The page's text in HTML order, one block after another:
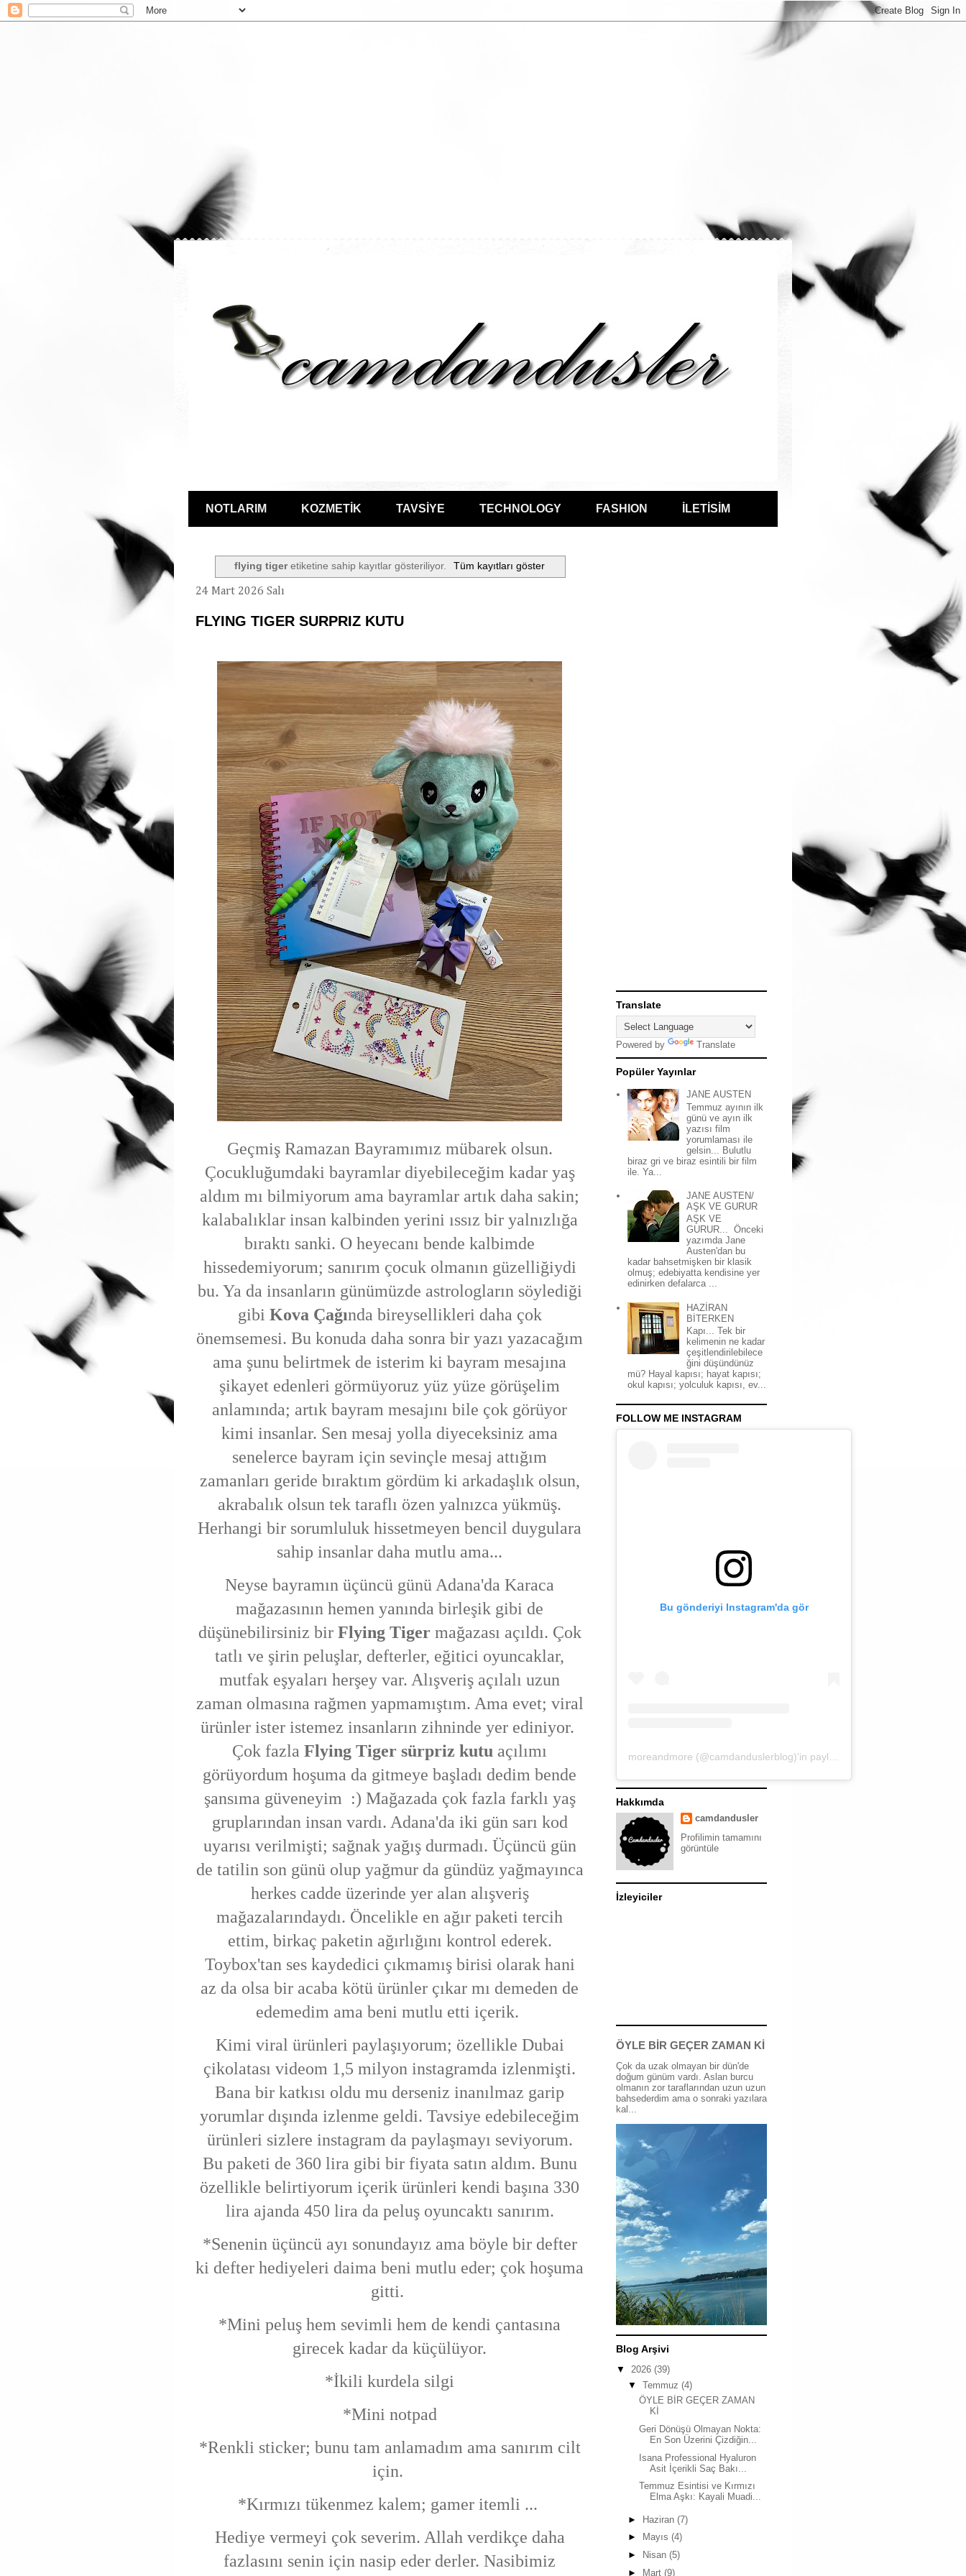
NOTLARIM KOZMETİK TAVSİYE TECHNOLOGY FASHION İLETİSİM
flying tigeretiketine sahip kayıtlar gösteriliyor. Tüm kayıtları göster
24 Mart 2026 Salı
FLYING TIGER SURPRIZ KUTU
Geçmiş Ramazan Bayramımız mübarek olsun.
Çocukluğumdaki bayramlar diyebileceğim kadar yaş
aldım mı bilmiyorum ama bayramlar artık daha sakin;
kalabalıklar insan kalbinden yerini ıssız bir yalnızlığa
bıraktı sanki. O heyecanı bende kalbimde
hissedemiyorum; sanırım çocuk olmanın güzelliğiydi
bu. Ya da insanların günümüzde astrologların söylediği
gibi Kova Çağında bireysellikleri daha çok
önemsemesi. Bu konuda daha sonra bir yazı yazacağım
ama şunu belirtmek de isterim ki bayram mesajına
şikayet edenleri görmüyoruz yüz yüze görüşelim
anlamında; artık bayram mesajını bile çok görüyor
kimi insanlar. Sen mesaj yolla diyeceksiniz ama
senelerce bayram için sevinçle mesaj attığım
zamanları geride bıraktım gördüm ki arkadaşlık olsun,
akrabalık olsun tek taraflı özen yalnızca yükmüş.
Herhangi bir sorumluluk hissetmeyen bencil duygulara
sahip insanlar daha mutlu ama...
Neyse bayramın üçüncü günü Adana'da Karaca
mağazasının hemen yanında birleşik gibi de
düşünebilirsiniz bir Flying Tiger mağazası açıldı. Çok
tatlı ve şirin peluşlar, defterler, eğitici oyuncaklar,
mutfak eşyaları herşey var. Alışveriş açılalı uzun
zaman olmasına rağmen yapmamıştım. Ama evet; viral
ürünler ister istemez insanların zihninde yer ediniyor.
Çok fazla Flying Tiger sürpriz kutu açılımı
görüyordum hoşuma da gitmeye başladı dedim bende
şansıma güveneyim :) Mağazada çok fazla farklı yaş
gruplarından insan vardı. Adana'da iki gün sarı kod
uyarısı verilmişti; sağnak yağış durmadı. Üçüncü gün
de tatilin son günü olup yağmur da gündüz yağmayınca
herkes cadde üzerinde yer alan alışveriş
mağazalarındaydı. Öncelikle en ağır paketi tercih
ettim, birkaç paketin ağırlığını kontrol ederek.
Toybox'tan ses kaydedici çıkmamış birisi olarak hani
az da olsa bir acaba kötü ürünler çıkar mı demeden de
edemedim ama beni mutlu etti içerik.
Kimi viral ürünleri paylaşıyorum; özellikle Dubai
çikolatası videom 1,5 milyon instagramda izlenmişti.
Bana bir katkısı oldu mu derseniz inanılmaz garip
yorumlar dışında izlenme geldi. Tavsiye edebileceğim
ürünleri sizlere instagram da paylaşmayı seviyorum.
Bu paketi de 360 lira gibi bir fiyata satın aldım. Bunu
özellikle belirtiyorum içerik ürünleri kendi başına 330
lira ajanda 450 lira da peluş oyuncaktı sanırım.
*Senenin üçüncü ayı sonundayız ama böyle bir defter
ki defter hediyeleri daima beni mutlu eder; çok hoşuma
gitti.
*Mini peluş hem sevimli hem de kendi çantasına
girecek kadar da küçülüyor.
*İkili kurdela silgi
*Mini notpad
*Renkli sticker; bunu tam anlamadım ama sanırım cilt
için.
*Kırmızı tükenmez kalem; gamer itemli ...
Hediye vermeyi çok severim. Allah verdikçe daha
fazlasını senin için nasip eder derler. Nasibimiz
Translate
Powered by Translate
Popüler Yayınlar
JANE AUSTEN
Temmuz ayının ilk
günü ve ayın ilk
yazısı film
yorumlaması ile
gelsin... Bulutlu
biraz gri ve biraz esintili bir film
ile. Ya...
JANE AUSTEN/
AŞK VE GURUR
AŞK VE
GURUR... Önceki
yazımda Jane
Austen'dan bu
kadar bahsetmişken bir klasik
olmuş; edebiyatta kendisine yer
edinirken defalarca ...
HAZİRAN
BİTERKEN
Kapı... Tek bir
kelimenin ne kadar
çeşitlendirilebilece
ğini düşündünüz
mü? Hayal kapısı; hayat kapısı;
okul kapısı; yolculuk kapısı, ev...
FOLLOW ME INSTAGRAM
Bu gönderiyi Instagram'da gör
Hakkımda
camdandusler
Profilimin tamamını
görüntüle
İzleyiciler
ÖYLE BİR GEÇER ZAMAN Kİ
Çok da uzak olmayan bir dün'de
doğum günüm vardı. Aslan burcu
olmanın zor taraflarından uzun uzun
bahsederdim ama o sonraki yazılara
kal...
Blog Arşivi
▼ 2026 (39)
▼ Temmuz (4)
ÖYLE BİR GEÇER ZAMAN
Kİ
Geri Dönüşü Olmayan Nokta:
En Son Üzerini Çizdiğin...
Isana Professional Hyaluron
Asit İçerikli Saç Bakı...
Temmuz Esintisi ve Kırmızı
Elma Aşkı: Kayali Muadi...
► Haziran (7)
►
Mayıs (4)
►
Nisan (5)
►
Mart (9)